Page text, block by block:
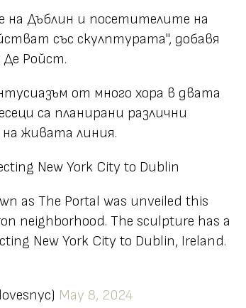
на Дъблин и посетителите на
със скулптурата", добавя
Ройст.
от много хора в двата
са планирани различни
живата линия.
New York City to Dublin
as The Portal was unveiled this
neighborhood. The sculpture has a
New York City to Dublin, Ireland.
May 8, 2024